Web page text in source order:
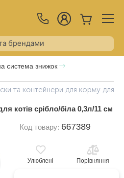
система знижок
та контейнери для корму для
котів срібло/біла 0,3л/11 см
Код товару: 667389
Улюблені Порівняння